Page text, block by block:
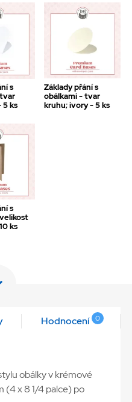
s
5 ks
Základy přání s
obálkami - tvar
kruhu; ivory - 5 ks
s
ks
Hodnocení 0
obálky v krémové
(4 x 8 1/4 palce) po